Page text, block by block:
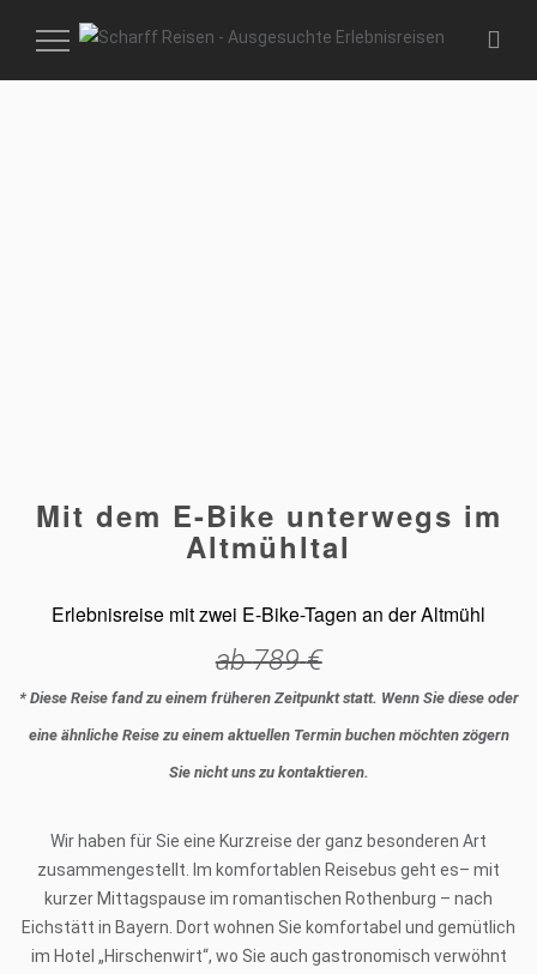
MENÜ
Mit dem E-Bike unterwegs im
Altmühltal
Erlebnisreise mit zwei E-Bike-Tagen an der Altmühl
ab789 €
* Diese Reise fand zu einem früheren Zeitpunkt statt. Wenn Sie diese oder
eine ähnliche Reise zu einem aktuellen Termin buchen möchten zögern
Sie nicht uns zu kontaktieren.
Wir haben für Sie eine Kurzreise der ganz besonderen Art
zusammengestellt. Im komfortablen Reisebus geht es– mit
kurzer Mittagspause im romantischen Rothenburg – nach
Eichstätt in Bayern. Dort wohnen Sie komfortabel und gemütlich
im Hotel „Hirschenwirt“, wo Sie auch gastronomisch verwöhnt